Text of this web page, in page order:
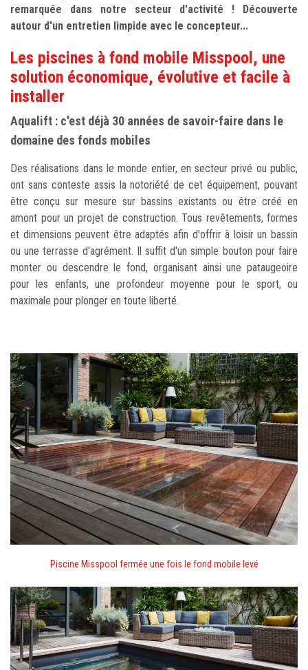
remarquée dans notre secteur d'activité ! Découverte
autour d'un entretien limpide avec le concepteur...
Les piscines à fond mobile Misspool, une
solution économique, évolutive et facile à
installer
Aqualift : c'est déjà 30 années de savoir-faire dans le
domaine des fonds mobiles
Des réalisations dans le monde entier, en secteur privé ou public,
ont sans conteste assis la notoriété de cet équipement, pouvant
être conçu sur mesure sur bassins existants ou être créé en
amont pour un projet de construction. Tous revêtements, formes
et dimensions peuvent être adaptés afin d'offrir à loisir un bassin
ou une terrasse d'agrément. Il suffit d'un simple bouton pour faire
monter ou descendre le fond, organisant ainsi une pataugeoire
pour les enfants, une profondeur moyenne pour le sport, ou
maximale pour plonger en toute liberté.
Piscine Misspool fermée une fois le fond mobile levé